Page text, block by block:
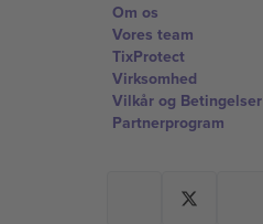
Om os
Vores team
TixProtect
Virksomhed
Vilkår og Betingelser
Partnerprogram